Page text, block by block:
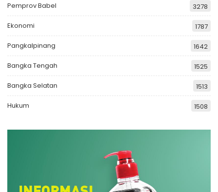
Pemprov Babel 3278
Ekonomi 1787
Pangkalpinang 1642
Bangka Tengah 1525
Bangka Selatan 1513
Hukum 1508